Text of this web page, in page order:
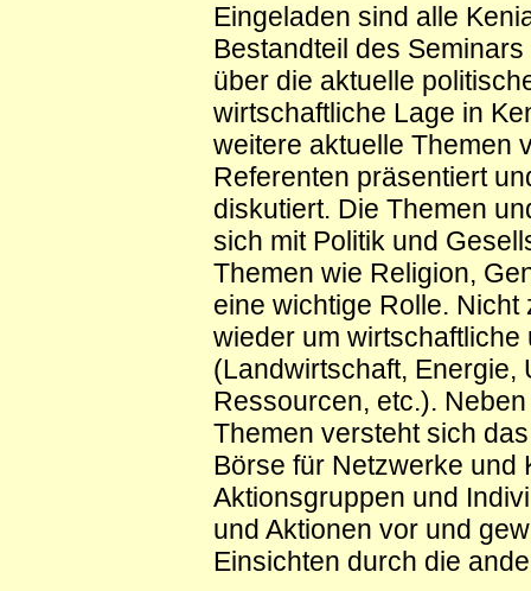
Eingeladen sind alle
Bestandteil des Seminars
über die aktuelle
wirtschaftliche Lage in
weitere aktuelle Themen
Referenten präsentiert
diskutiert. Die Themen
sich mit Politik und
Themen wie Religion,
eine wichtige Rolle. Nicht
wieder um
(Landwirtschaft, Energie,
Ressourcen, etc.).
Themen versteht sich
Börse für Netzwerke und
Aktionsgruppen und
und Aktionen vor und
Einsichten durch die